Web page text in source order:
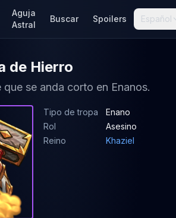
Aguja
Astral
Buscar Spoilers Español
de Hierro
que se anda corto en Enanos.
Tipo de tropa
Enano
Rol
Asesino
Reino
Khaziel